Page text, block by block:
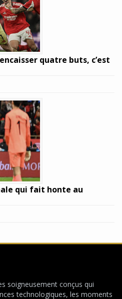
quatre buts, c’est
qui fait honte au
soigneusement conçus qui
technologiques, les moments